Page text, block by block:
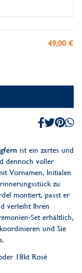
49,00 €
ist ein zartes und
dennoch voller
Vornamen, Initialen
zu
montiert, passt er
verleiht Ihren
Set erhältlich,
und Sie
18kt Rosé